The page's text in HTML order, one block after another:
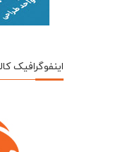
اینفوگرافیک